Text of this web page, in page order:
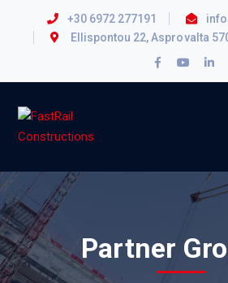
+30 6972 277191
Ellispontou 22, Asprovalta
Facebook
Profile
Youtube
Profile
Partner